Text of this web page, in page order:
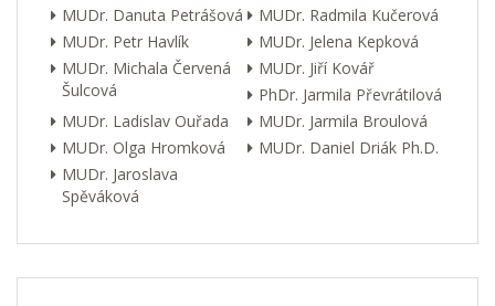
MUDr. Danuta Petrášová
MUDr. Radmila Kučerová
MUDr. Petr Havlík
MUDr. Jelena Kepková
MUDr. Michala Červená
Šulcová
MUDr. Jiří Kovář
PhDr. Jarmila Převrátilová
MUDr. Ladislav Ouřada
MUDr. Jarmila Broulová
MUDr. Olga Hromková
MUDr. Daniel Driák Ph.D.
MUDr. Jaroslava
Spěváková